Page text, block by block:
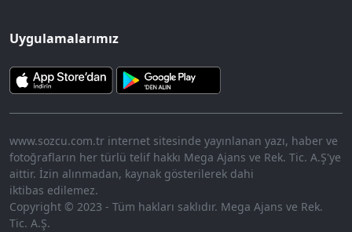
Uygulamalarımız
www.sozcu.com.tr internet sitesinde yayınlanan yazı, haber ve
fotoğrafların her türlü telif hakkı Mega Ajans ve Rek. Tic. A.Ş'ye
aittir. İzin alınmadan, kaynak gösterilerek dahi
iktibas edilemez.
Copyright © 2023 - Tüm hakları saklıdır. Mega Ajans ve Rek.
Tic. A.Ş.